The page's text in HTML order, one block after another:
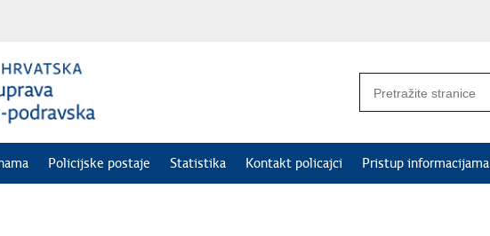
Policijske postaje Statistika Kontakt policajci Pristup informacijama